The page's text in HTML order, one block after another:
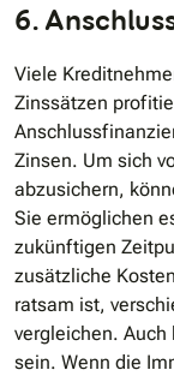
6.
Viele
Zinssätzen
Zinsen. Um sich
abzusichern,
Sie ermöglichen
zukünftigen
zusätzliche
ratsam ist,
vergleichen.
sein. Wenn die